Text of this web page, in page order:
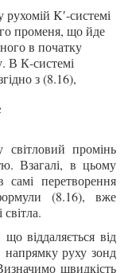
рухомій K′-системі
променя, що йде
в початку
В К-системі
з (8.16),
промінь
Взагалі, в цьому
самі перетворення
(8.16), вже
що віддаляється від
руху зонд
швидкість